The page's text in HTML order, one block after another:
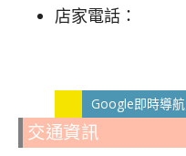
店家電話：
Google即時導航
交通資訊